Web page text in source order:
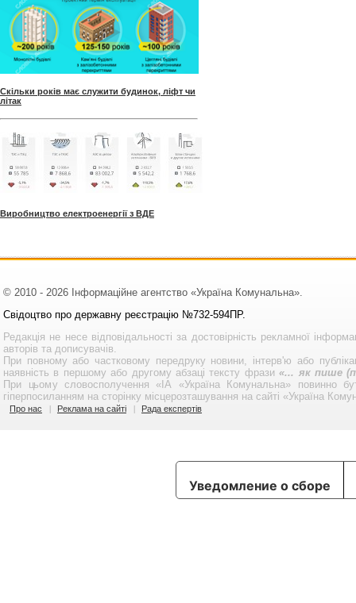
Скільки років має служити будинок, ліфт чи
літак
Виробництво електроенергії з ВДЕ
© 2010 - 2026 Інформаційне агентство «Україна Комунальна».
Свідоцтво про державну реєстрацію №732-594ПР.
Редакція не несе відповідальності за достовірність рекламної
авторів та дописувачів.
При повному або частковому передруку новини, інтерв'ю або
наявність в першому або другому абзаці тексту фрази«... як пише
При цьому словосполучення «ІА «Україна Комунальна» повинно
гіперпосиланням на сторінку місцерозташування на сайті «Україна
Про нас Реклама на сайті Рада експертів
Уведомление о сборе